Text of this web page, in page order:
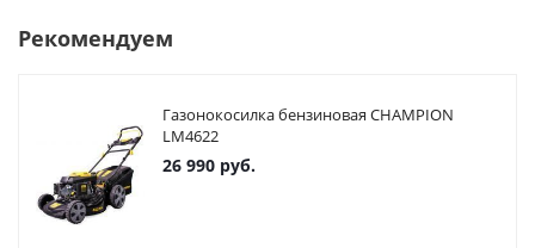
Рекомендуем
Газонокосилка бензиновая CHAMPION
LM4622
26 990 руб.